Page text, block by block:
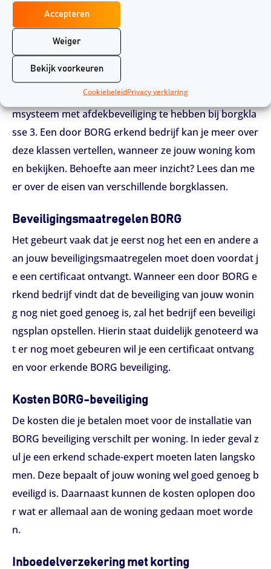
Accepteren
Weiger
Bekijk voorkeuren
CookiebeleidPrivacy verklaring
Borgklasse 1 is de laagste risicoklasse, borgklasse 4 d
e hoogste. De methode om de beveiligingsklasse te b
epalen heet VRKI, ofwel Vernieuwde Risico Klasse ind
eling. Voor elk van deze klassen gelden andere regels.
Zo ben je bijvoorbeeld verplicht om een bedraad alar
msysteem met afdekbeveiliging te hebben bij borgkla
sse 3. Een door BORG erkend bedrijf kan je meer over
deze klassen vertellen, wanneer ze jouw woning kom
en bekijken. Behoefte aan meer inzicht? Lees dan me
er over de eisen van verschillende borgklassen.
Beveiligingsmaatregelen BORG
Het gebeurt vaak dat je eerst nog het een en andere a
an jouw beveiligingsmaatregelen moet doen voordat j
e een certificaat ontvangt. Wanneer een door BORG e
rkend bedrijf vindt dat de beveiliging van jouw wonin
g nog niet goed genoeg is, zal het bedrijf een beveiligi
ngsplan opstellen. Hierin staat duidelijk genoteerd wa
t er nog moet gebeuren wil je een certificaat ontvang
en voor erkende BORG beveiliging.
Kosten BORG-beveiliging
De kosten die je betalen moet voor de installatie van
BORG beveiliging verschilt per woning. In ieder geval z
ul je een erkend schade-expert moeten laten langsko
men. Deze bepaalt of jouw woning wel goed genoeg b
eveiligd is. Daarnaast kunnen de kosten oplopen doo
r wat er allemaal aan de woning gedaan moet worde
n.
Inboedelverzekering met korting